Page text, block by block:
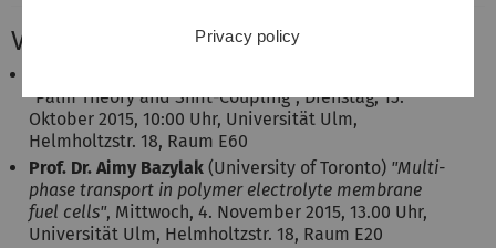
Vorträge
"Palm Theory and Shift-Coupling", Dienstag, 13.
Oktober 2015, 10:00 Uhr, Universität Ulm,
Helmholtzstr. 18, Raum E60
Prof. Dr. Aimy Bazylak (University of Toronto) "Multi-
phase transport in polymer electrolyte membrane
fuel cells", Mittwoch, 4. November 2015, 13.00 Uhr,
Universität Ulm, Helmholtzstr. 18, Raum E20
Privacy policy